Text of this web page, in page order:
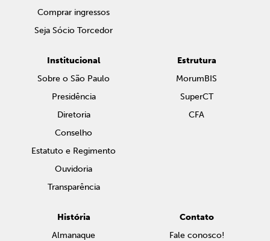
Comprar ingressos
Seja Sócio Torcedor
Institucional
Sobre o São Paulo
Presidência
Diretoria
Conselho
Estatuto e Regimento
Ouvidoria
Transparência
Estrutura
MorumBIS
SuperCT
CFA
História
Almanaque
Contato
Fale conosco!